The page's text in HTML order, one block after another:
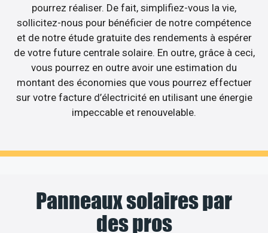
pourrez réaliser. De fait, simplifiez-vous la vie,
sollicitez-nous pour bénéficier de notre compétence
et de notre étude gratuite des rendements à espérer
de votre future centrale solaire. En outre, grâce à ceci,
vous pourrez en outre avoir une estimation du
montant des économies que vous pourrez effectuer
sur votre facture d’électricité en utilisant une énergie
impeccable et renouvelable.
Panneaux solaires par
des pros